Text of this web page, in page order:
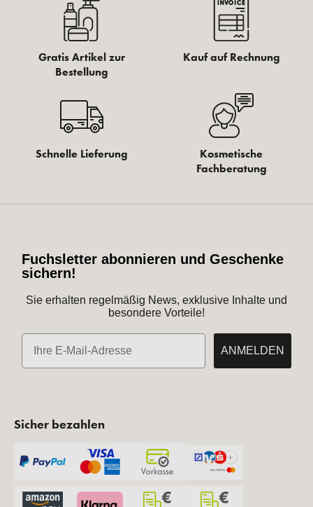
Gratis Artikel zur
Bestellung
Kauf auf Rechnung
Schnelle Lieferung
Kosmetische
Fachberatung
Fuchsletter abonnieren und Geschenke
sichern!
Sie erhalten regelmäßig News, exklusive Inhalte und
besondere Vorteile!
E-Mail
ANMELDEN
Sicher bezahlen